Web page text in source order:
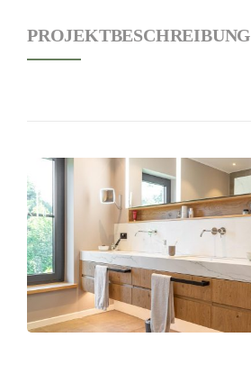
PROJEKTBESCHREIBUNG